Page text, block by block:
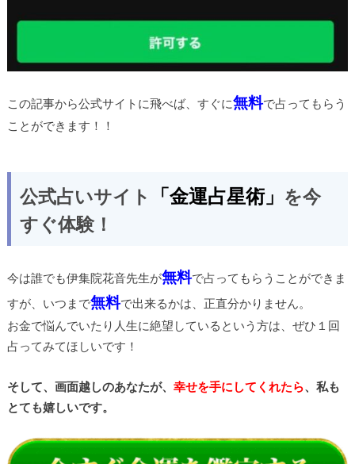
この記事から公式サイトに飛べば、すぐに無料で占ってもらう
ことができます！！
公式占いサイト 「金運占星術」 を今
すぐ体験！
今は誰でも伊集院花音先生が無料で占ってもらうことができま
すが、いつまで無料で出来るかは、正直分かりません。
お金で悩んでいたり人生に絶望しているという方は、ぜひ１回
占ってみてほしいです！
そして、画面越しのあなたが、 幸せを手にしてくれたら、私も
とても嬉しいです。